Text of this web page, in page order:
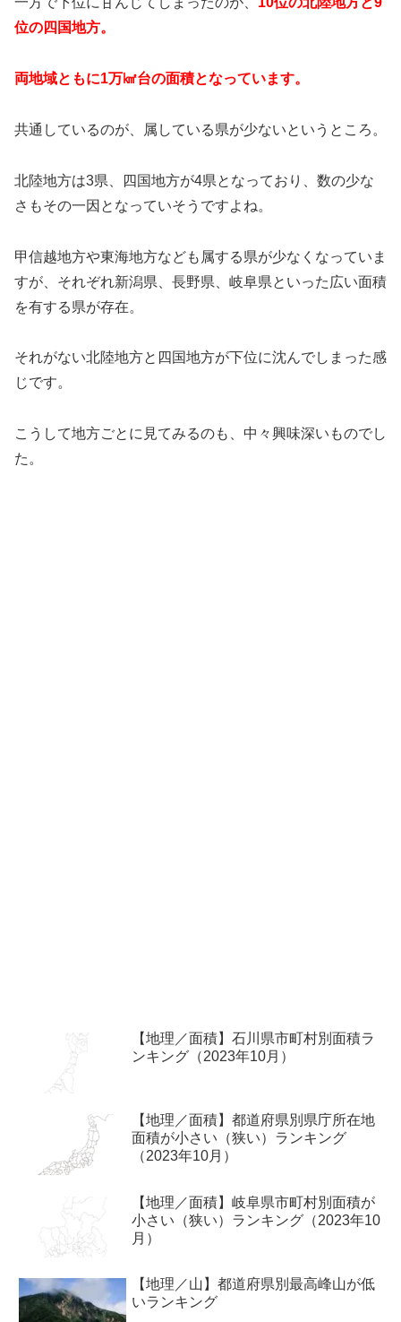
位の四国地方。
両地域ともに1万㎢台の面積となっています。
共通しているのが、属している県が少ないというところ。
北陸地方は3県、四国地方が4県となっており、数の少な
さもその一因となっていそうですよね。
甲信越地方や東海地方なども属する県が少なくなっていま
すが、それぞれ新潟県、長野県、岐阜県といった広い面積
を有する県が存在。
それがない北陸地方と四国地方が下位に沈んでしまった感
じです。
こうして地方ごとに見てみるのも、中々興味深いものでし
た。
【地理／面積】石川県市町村別面積ラ
ンキング（2023年10月）
【地理／面積】都道府県別県庁所在地
面積が小さい（狭い）ランキング
（2023年10月）
【地理／面積】岐阜県市町村別面積が
小さい（狭い）ランキング（2023年10
月）
【地理／山】都道府県別最高峰山が低
いランキング